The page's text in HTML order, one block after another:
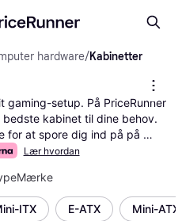
hardware/Kabinetter
setup. På PriceRunner
kabinet til dine behov.
for at spore dig ind på på
og design. Du kan
for at få indsigt
beslutning inden dit køb.
navigere gennem de mange
Lær hvordan
Mærke
ITX E-ATX Mini-ATX